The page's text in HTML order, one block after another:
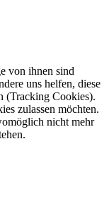
von ihnen sind
uns helfen, diese
(Tracking Cookies).
zulassen möchten.
nicht mehr